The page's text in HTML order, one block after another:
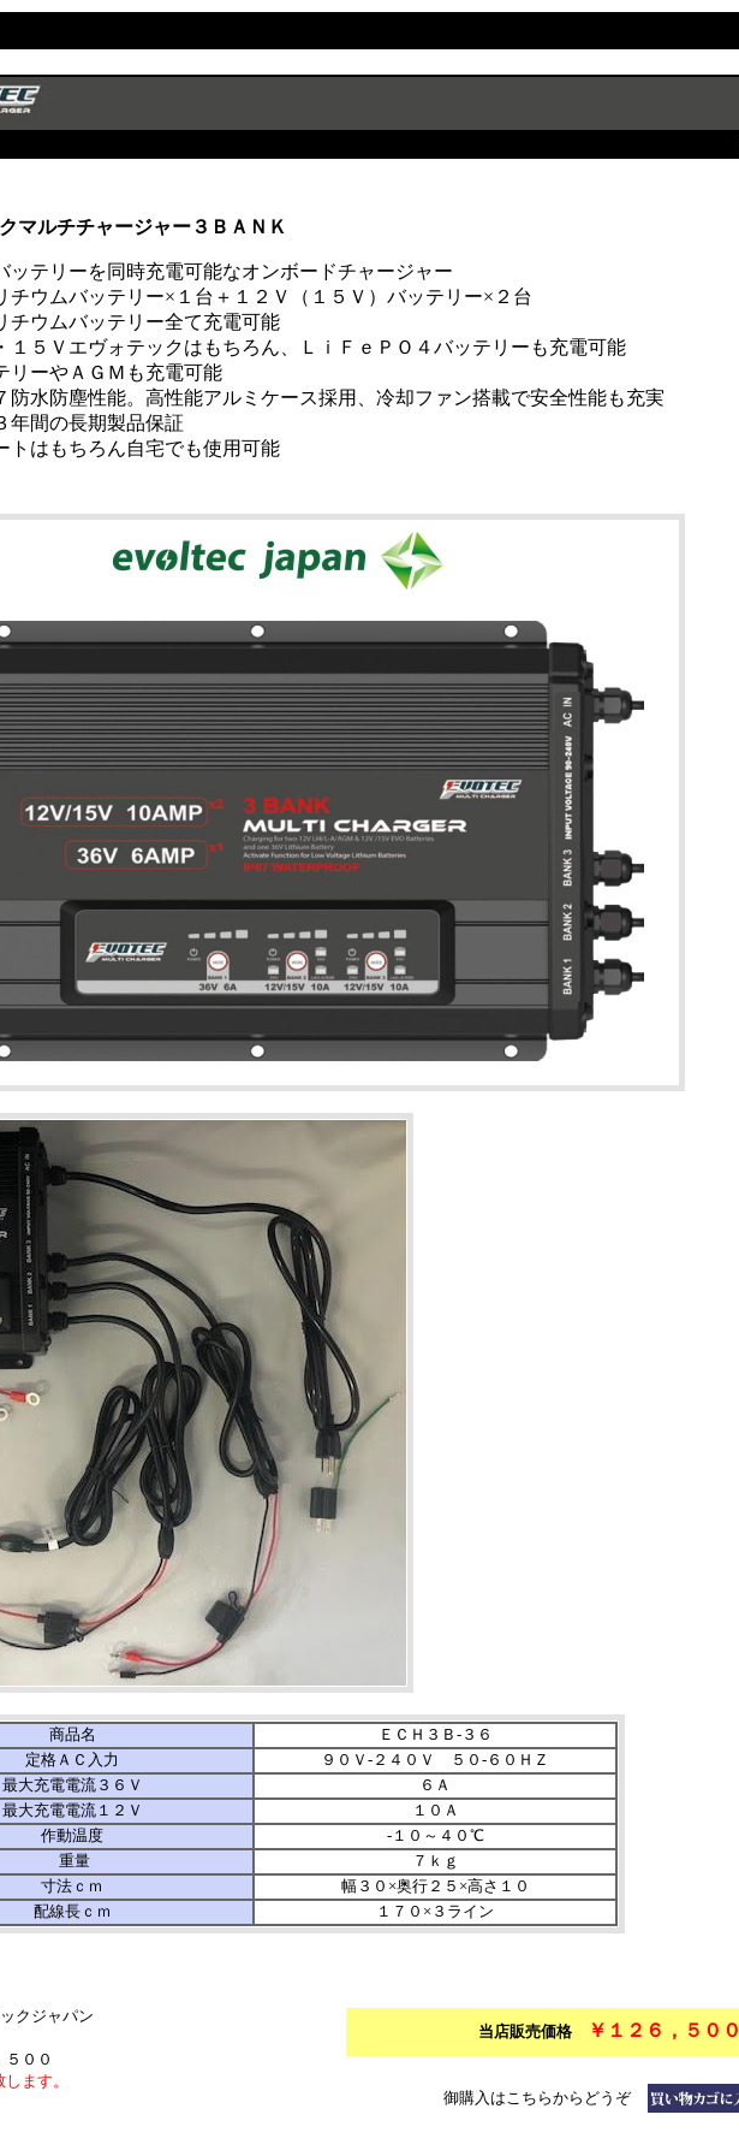
マルチチャージャー３ＢＡＮＫ
ッテリーを同時充電可能なオンボードチャージャー
チウムバッテリー×１台＋１２Ｖ（１５Ｖ）バッテリー×２台
チウムバッテリー全て充電可能
１５Ｖエヴォテックはもちろん、ＬｉＦｅＰＯ４バッテリーも充電可能
リーやＡＧＭも充電可能
防水防塵性能。高性能アルミケース採用、冷却ファン搭載で安全性能も充実
年間の長期製品保証
トはもちろん自宅でも使用可能
商品名
ＥＣＨ３Ｂ-３６
定格ＡＣ入力
９０Ｖ-２４０Ｖ ５０-６０ＨＺ
最大充電電流３６Ｖ
６Ａ
最大充電電流１２Ｖ
１０Ａ
作動温度
-１０～４０℃
重量
７ｋｇ
寸法ｃｍ
幅３０×奥行２５×高さ１０
配線長ｃｍ
１７０×３ライン
クジャパン
５００
ます。
当店販売価格 ￥１２６，５００
御購入はこちらからどうぞ